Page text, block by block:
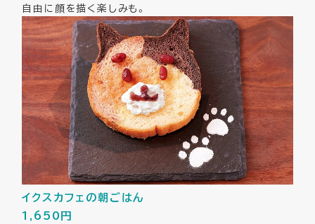
自由に顔を描く楽しみも。
イクスカフェの朝ごはん
1,650円